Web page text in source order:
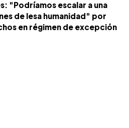
"Podríamos escalar a una
de lesa humanidad" por
en régimen de excepción